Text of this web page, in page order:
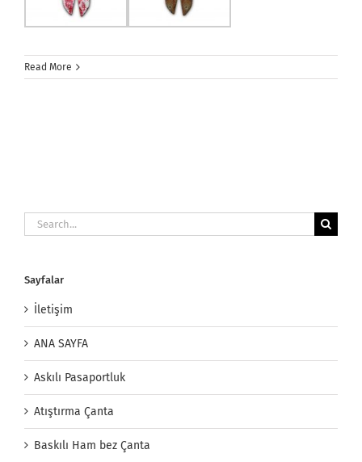
Read More
Search
for:
Sayfalar
İletişim
ANA SAYFA
Askılı Pasaportluk
Atıştırma Çanta
Baskılı Ham bez Çanta